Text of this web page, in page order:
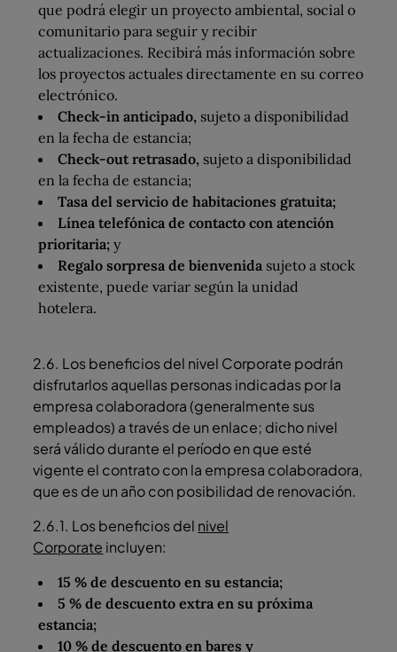
que podrá elegir un proyecto ambiental, social o
comunitario para seguir y recibir
actualizaciones. Recibirá más información sobre
los proyectos actuales directamente en su correo
electrónico.
Check-in anticipado, sujeto a disponibilidad
en la fecha de estancia;
Check-out retrasado, sujeto a disponibilidad
en la fecha de estancia;
Tasa del servicio de habitaciones gratuita;
Línea telefónica de contacto con atención
prioritaria; y
Regalo sorpresa de bienvenida sujeto a stock
existente, puede variar según la unidad
hotelera.
2.6. Los beneficios del nivel Corporate podrán
disfrutarlos aquellas personas indicadas por la
empresa colaboradora (generalmente sus
empleados) a través de un enlace; dicho nivel
será válido durante el período en que esté
vigente el contrato con la empresa colaboradora,
que es de un año con posibilidad de renovación.
2.6.1. Los beneficios del nivel
Corporate incluyen:
15 % de descuento en su estancia;
5 % de descuento extra en su próxima
estancia;
10 % de descuento en bares y